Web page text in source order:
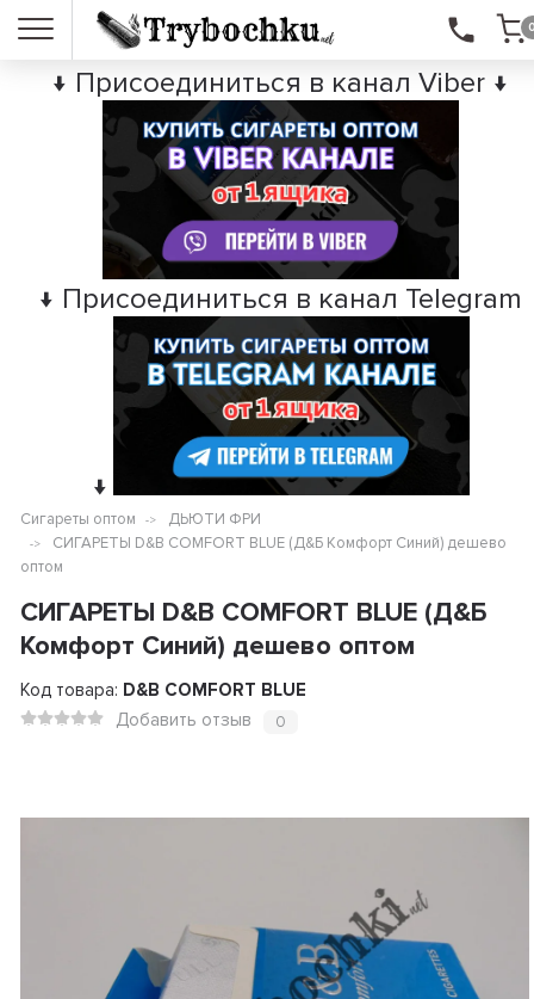
↓ Присоединиться в канал Viber ↓
↓ Присоединиться в канал Telegram
↓
Сигареты оптом
ДЬЮТИ ФРИ
СИГАРЕТЫ D&B COMFORT BLUE (Д&Б Комфорт Синий) дешево
оптом
СИГАРЕТЫ D&B COMFORT BLUE (Д&Б
Комфорт Синий) дешево оптом
Код товара: D&B COMFORT BLUE
Добавить отзыв
0